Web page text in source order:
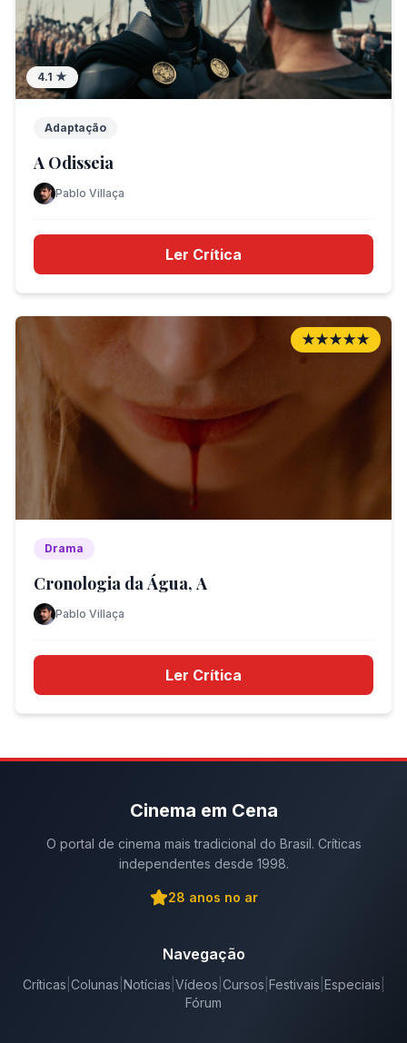
4.1 ★
Adaptação
A Odisseia
Pablo Villaça
Ler Crítica
★★★★★
Drama
Cronologia da Água, A
Pablo Villaça
Ler Crítica
Cinema em Cena
O portal de cinema mais tradicional do Brasil. Críticas
independentes desde 1998.
28 anos no ar
Navegação
Críticas Colunas Notícias Vídeos Cursos Festivais Especiais
Fórum